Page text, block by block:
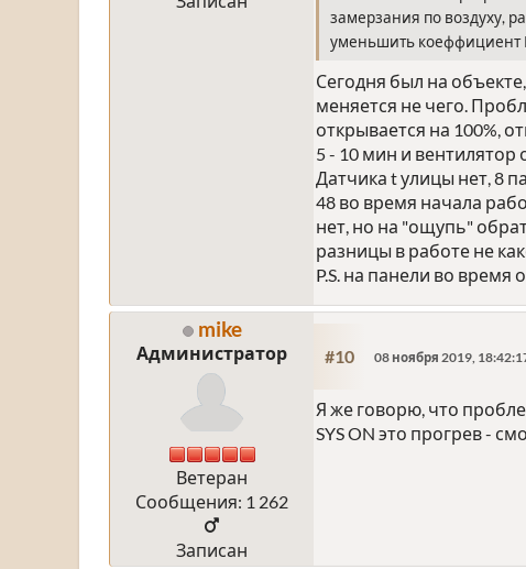
замерзания по воздуху,
уменьшить коеффициент
Сегодня был на
меняется не чего.
открывается на 100%,
5 - 10 мин и вентилятор
Датчика t улицы нет, 8
48 во время начала
нет, но на "ощупь"
разницы в работе не
P.S. на панели во время
mike
Администратор
Ветеран
Сообщения: 1 262
Записан
#10 08 ноября 2019,
Я же говорю, что
SYS ON это прогрев -